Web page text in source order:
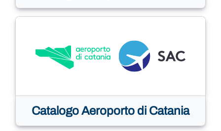
Catalogo Aeroporto di Catania